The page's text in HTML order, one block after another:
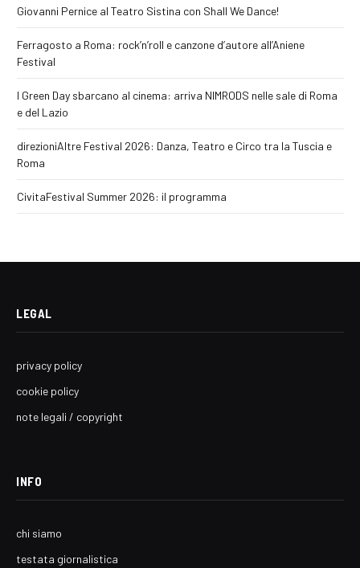
Giovanni Pernice al Teatro Sistina con Shall We Dance!
Ferragosto a Roma: rock’n’roll e canzone d’autore all’Aniene
Festival
I Green Day sbarcano al cinema: arriva NIMRODS nelle sale di Roma
e del Lazio
direzioniAltre Festival 2026: Danza, Teatro e Circo tra la Tuscia e
Roma
CivitaFestival Summer 2026: il programma
LEGAL
privacy policy
cookie policy
note legali / copyright
INFO
chi siamo
testata giornalistica